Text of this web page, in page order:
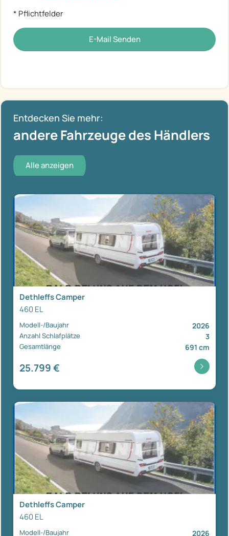
* Pflichtfelder
E-Mail Senden
Entdecken Sie mehr:
andere Fahrzeuge des Händlers
Alle anzeigen
Dethleffs Camper
460 EL
Modell-/Baujahr 2026
Anzahl Schlafplätze 3
Gesamtlänge 691 cm
25.799 €
Dethleffs Camper
460 EL
Modell-/Baujahr 2026